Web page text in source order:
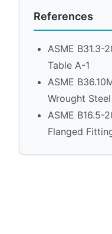
References
ASME B31.3-
Table A-1
ASME
Wrought
ASME B16.5-
Flanged